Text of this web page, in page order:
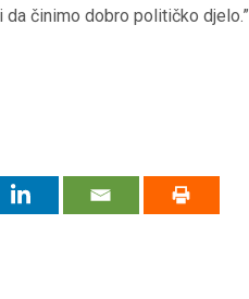
činimo dobro političko djelo.”